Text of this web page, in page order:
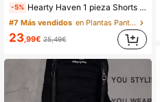
-5% Hearty Haven 1 pieza Shorts de mezclilla holgados y cómodos con bordado estilo callejero americano, pantalones casuales de pierna ancha y largo medio para hombre, estilo universitario - sin cinturón ni accesorios
#7 Más vendidos en Plantas Pantalones cortos vaqueros para hombre
23 ,99€ 25,49€